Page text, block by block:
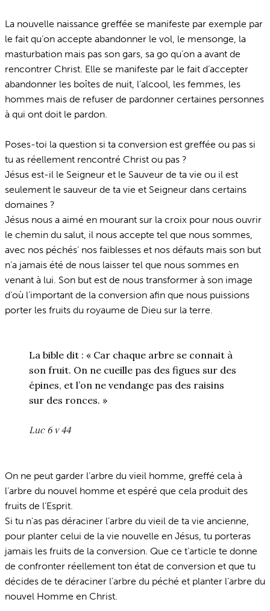
La nouvelle naissance greffée se manifeste par exemple par
le fait qu’on accepte abandonner le vol, le mensonge, la
masturbation mais pas son gars, sa go qu’on a avant de
rencontrer Christ. Elle se manifeste par le fait d’accepter
abandonner les boîtes de nuit, l’alcool, les femmes, les
hommes mais de refuser de pardonner certaines personnes
à qui ont doit le pardon.
Poses-toi la question si ta conversion est greffée ou pas si
tu as réellement rencontré Christ ou pas ?
Jésus est-il le Seigneur et le Sauveur de ta vie ou il est
seulement le sauveur de ta vie et Seigneur dans certains
domaines ?
Jésus nous a aimé en mourant sur la croix pour nous ouvrir
le chemin du salut, il nous accepte tel que nous sommes,
avec nos péchés’ nos faiblesses et nos défauts mais son but
n’a jamais été de nous laisser tel que nous sommes en
venant à lui. Son but est de nous transformer à son image
d’où l’important de la conversion afin que nous puissions
porter les fruits du royaume de Dieu sur la terre.
La bible dit : « Car chaque arbre se connait à
son fruit. On ne cueille pas des figues sur des
épines, et l’on ne vendange pas des raisins
sur des ronces. »
Luc 6 v 44
On ne peut garder l’arbre du vieil homme, greffé cela à
l’arbre du nouvel homme et espéré que cela produit des
fruits de l’Esprit.
Si tu n’as pas déraciner l’arbre du vieil de ta vie ancienne,
pour planter celui de la vie nouvelle en Jésus, tu porteras
jamais les fruits de la conversion. Que ce t’article te donne
de confronter réellement ton état de conversion et que tu
décides de te déraciner l’arbre du péché et planter l’arbre du
nouvel Homme en Christ.